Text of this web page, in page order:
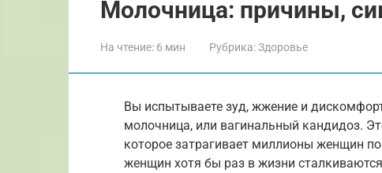
Молочница: причины,
На чтение: 6 мин Рубрика:Здоровье
Вы испытываете зуд, жжение и
молочница, или вагинальный кандидоз.
которое затрагивает миллионы женщин
женщин хотя бы раз в жизни